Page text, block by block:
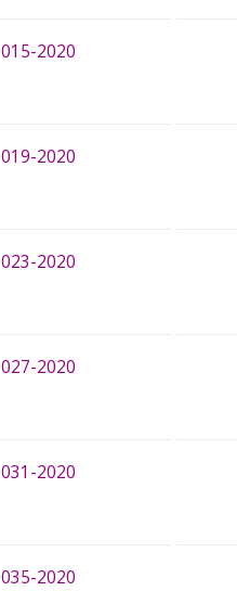
015-2020
019-2020
023-2020
027-2020
031-2020
035-2020